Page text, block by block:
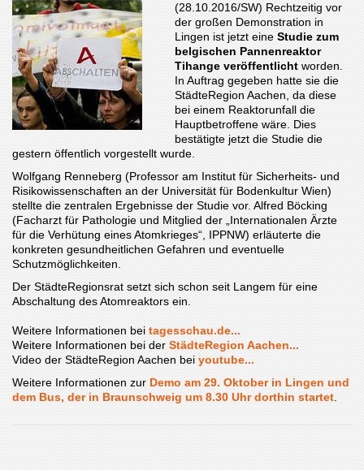
(28.10.2016/SW) Rechtzeitig vor
der großen Demonstration in
Lingen ist jetzt eine Studie zum
belgischen Pannenreaktor
Tihange veröffentlicht worden.
In Auftrag gegeben hatte sie die
StädteRegion Aachen, da diese
bei einem Reaktorunfall die
Hauptbetroffene wäre. Dies
bestätigte jetzt die Studie die
gestern öffentlich vorgestellt wurde.
Wolfgang Renneberg (Professor am Institut für Sicherheits- und
Risikowissenschaften an der Universität für Bodenkultur Wien)
stellte die zentralen Ergebnisse der Studie vor. Alfred Böcking
(Facharzt für Pathologie und Mitglied der „Internationalen Ärzte
für die Verhütung eines Atomkrieges“, IPPNW) erläuterte die
konkreten gesundheitlichen Gefahren und eventuelle
Schutzmöglichkeiten.
Der StädteRegionsrat setzt sich schon seit Langem für eine
Abschaltung des Atomreaktors ein.
Weitere Informationen bei tagesschau.de...
Weitere Informationen bei der StädteRegion Aachen...
Video der StädteRegion Aachen bei youtube...
Weitere Informationen zur Demo am 29. Oktober in Lingen und
dem Bus, der in Braunschweig um 8.30 Uhr dorthin startet.